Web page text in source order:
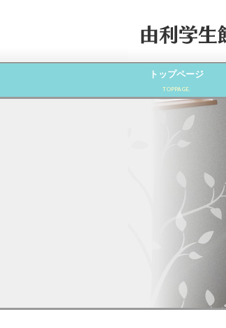
トップページ
TOPPAGE.